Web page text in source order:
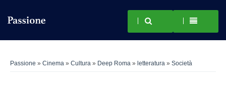
Passione » Cinema » Cultura » Deep Roma » letteratura » Società